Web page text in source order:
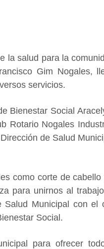
la salud para la
Gim Nogales,
servicios.
Bienestar Social
Rotario Nogales
de Salud
como corte de
para unirnos al
Municipal con el
Social.
para ofrecer